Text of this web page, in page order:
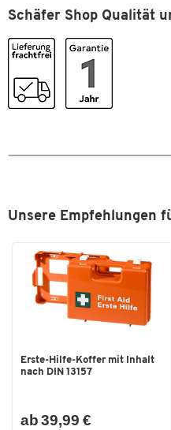
Länge [mm]
Schäfer Shop Qualität
Unsere Empfehlungen
Erste-Hilfe-Koffer mit Inhalt
nach DIN 13157
ab 39,99 €